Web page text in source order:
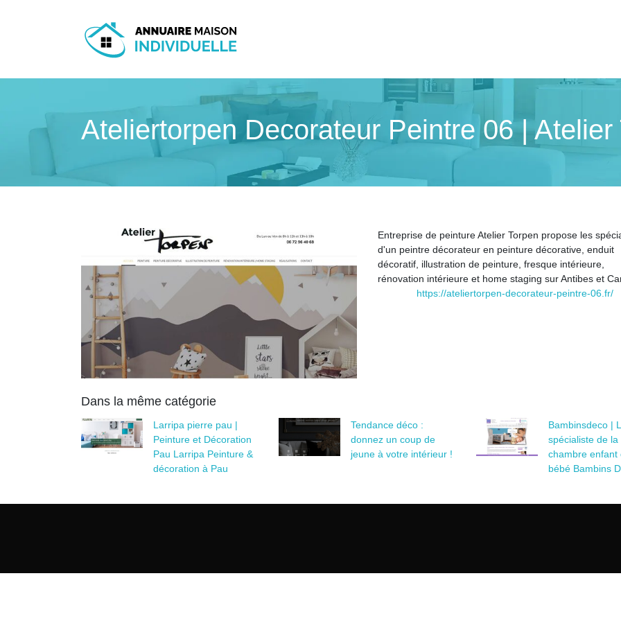
Ateliertorpen Decorateur Peintre 06 | Atelier
Entreprise de peinture Atelier Torpen propose les
d'un peintre décorateur en peinture décorative, enduit
décoratif, illustration de peinture, fresque intérieure,
rénovation intérieure et home staging sur Antibes et
https://ateliertorpen-decorateur-peintre-06.fr/
Dans la même catégorie
Larripa pierre pau |
Peinture et Décoration
Pau Larripa Peinture &
décoration à Pau
Tendance déco :
donnez un coup de
jeune à votre intérieur !
Bambinsdeco |
spécialiste de la
chambre enfant
bébé Bambins